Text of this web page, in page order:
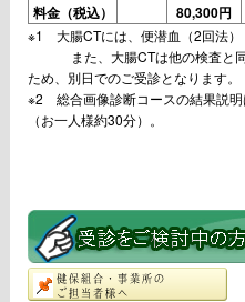
料金（税込） 80,300円
※1 大腸CTには、便潜血（2回法）
また、大腸CTは他の検査と同
ため、別日でのご受診となります。
※2 総合画像診断コースの結果説
（お一人様約30分）。